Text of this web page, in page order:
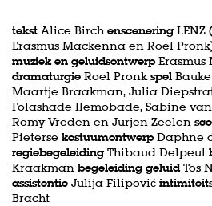
tekstAlice Birchenscenering LENZ
Erasmus Mackenna en Roel
muziek en geluidsontwerpErasmus
dramaturgie Roel Pronkspel
Maartje Braakman, Julia
Folashade Ilemobade, Sabine
Romy Vreden en Jurjen Zeelen
Pieterse kostuumontwerpDaphne
regiebegeleiding Thibaud Delpeut
Kraakman begeleiding geluidTos
assistentie Julija Filipović
Bracht